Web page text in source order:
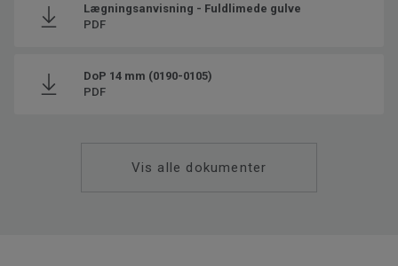
Lægningsanvisning - Fuldlimede gulve
PDF
DoP 14 mm (0190-0105)
PDF
Vis alle dokumenter